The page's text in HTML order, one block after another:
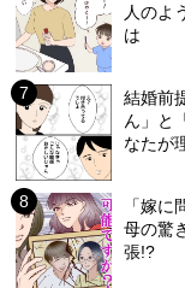
人のよ
は
結婚前
ん」と
なたが
「嫁
母の驚
張!?